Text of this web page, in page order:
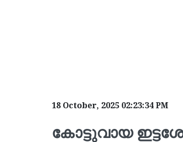
18 October, 2025 02:23:34 PM
കോട്ടുവായ